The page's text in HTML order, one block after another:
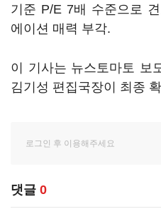
기준 P/E 7배 수준으로
에이션 매력 부각.
이 기사는 뉴스토마토 보
김기성 편집국장이 최종
댓글 0